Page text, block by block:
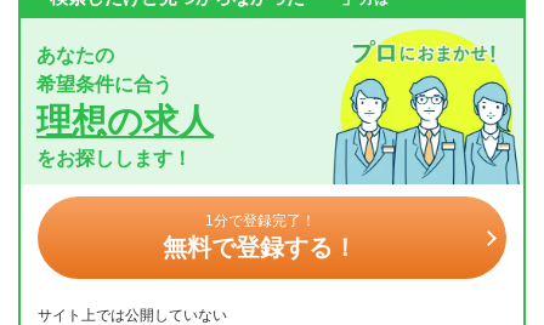
あなたの
希望条件に合う
理想の求人
をお探しします！
1分で登録完了！
無料で登録する！
サイト上では公開していない